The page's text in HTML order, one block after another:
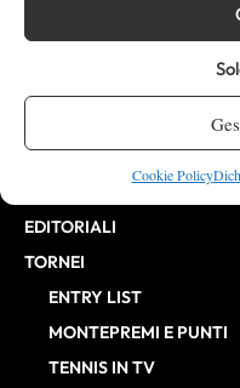
Cookie Policy
BILLIE JEAN KING CUP
ATP FINALS
EDITORIALI
TORNEI
ENTRY LIST
MONTEPREMI E PUNTI
TENNIS IN TV